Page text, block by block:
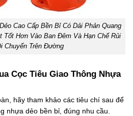
Cao Cấp Bền Bỉ Có Dải Phản Quang
Tốt Hơn Vào Ban Đêm Và Hạn Chế Rủi
Chuyển Trên Đường
Cọc Tiêu Giao Thông Nhựa
hãy tham khảo các tiêu chí sau để
nhựa dẻo bền bỉ, đúng nhu cầu.